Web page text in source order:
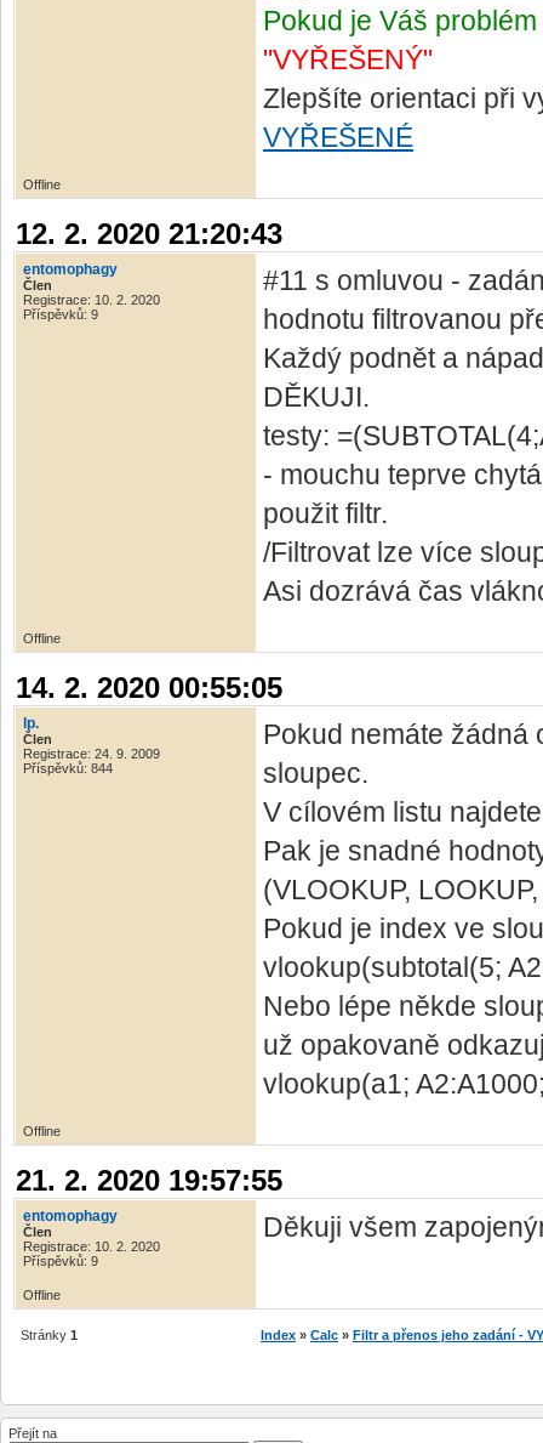
Pokud je Váš
"VYŘEŠENÝ"
Zlepšíte orientaci při
VYŘEŠENÉ
Offline
12. 2. 2020 21:20:43
entomophagy
Člen
Registrace: 10. 2. 2020
Příspěvků: 9
#11 s omluvou -
hodnotu filtrovanou
Každý podnět a
DĚKUJI.
testy:
- mouchu teprve
použit filtr.
/Filtrovat lze více
Asi dozrává čas
Offline
14. 2. 2020 00:55:05
lp.
Člen
Registrace: 24. 9. 2009
Příspěvků: 844
Pokud nemáte žádná
sloupec.
V cílovém listu
Pak je snadné
(VLOOKUP,
Pokud je index ve
vlookup(subtotal(5;
Nebo lépe někde
už opakovaně
vlookup(a1;
Offline
21. 2. 2020 19:57:55
entomophagy
Člen
Registrace: 10. 2. 2020
Příspěvků: 9
Děkuji všem
Offline
Stránky 1 Index » Calc » Filtr a přenos jeho zadání -
Přejít na